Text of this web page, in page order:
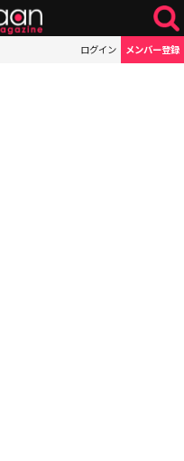
ログイン メンバー登録